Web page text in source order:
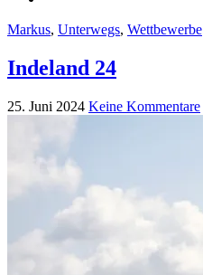
Markus, Unterwegs, Wettbewerbe
Indeland 24
25. Juni 2024 Keine Kommentare